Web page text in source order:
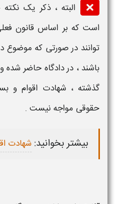
البته ، ذکر یک
است که بر اساس قانون
توانند در صورتی که موضوع
باشند ، دردادگاه حاضر شده و
گذشته ، شهادت اقوام و
حقوقی مواجه نیست .
بیشتر بخوانید: شهادت